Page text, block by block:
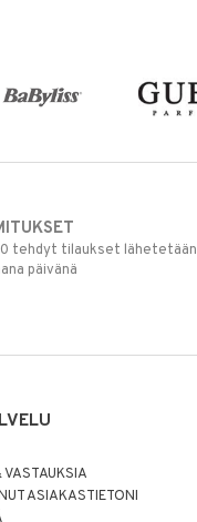
tehdyt tilaukset lähetetään
päivänä
ASIAKASTIETONI